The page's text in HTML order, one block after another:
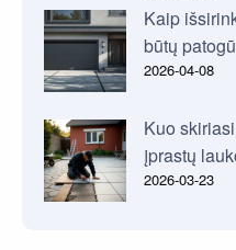
Kaip
būtų
2026-04-08
Kuo
įprastų
2026-03-23